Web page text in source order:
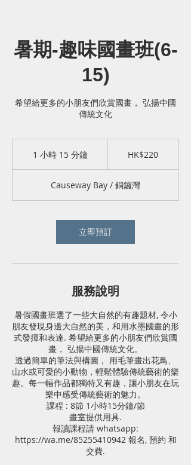
暑期-趣味國畫班(6-
15)
希望給更多的小朋友們欣賞國畫， 弘揚中國
傳統文化
1 小時 15 分鐘1
5
分
HK$220
Causeway Bay / 銅鑼灣
立即預訂
服務說明
暑假國畫班選了一些大自然的有趣題材, 令小
朋友發現身邊大自然的美，和用水墨國畫的形
式發揮和表達. 希望給更多的小朋友們欣賞國
畫， 弘揚中國傳統文化。
透過簡單的筆法與構圖， 用毛筆畫出花鳥、
山水或可愛的小動物，輕鬆體驗傳統藝術的樂
趣。每一幅作品都獨特又有趣，讓小朋友在玩
樂中感受傳統藝術的魅力。
課程 : 8節 1小時15分鐘/節
畫室提供用具.
報讀課程請 whatsapp:
https://wa.me/85255410942 報名, 預約 和
交費.